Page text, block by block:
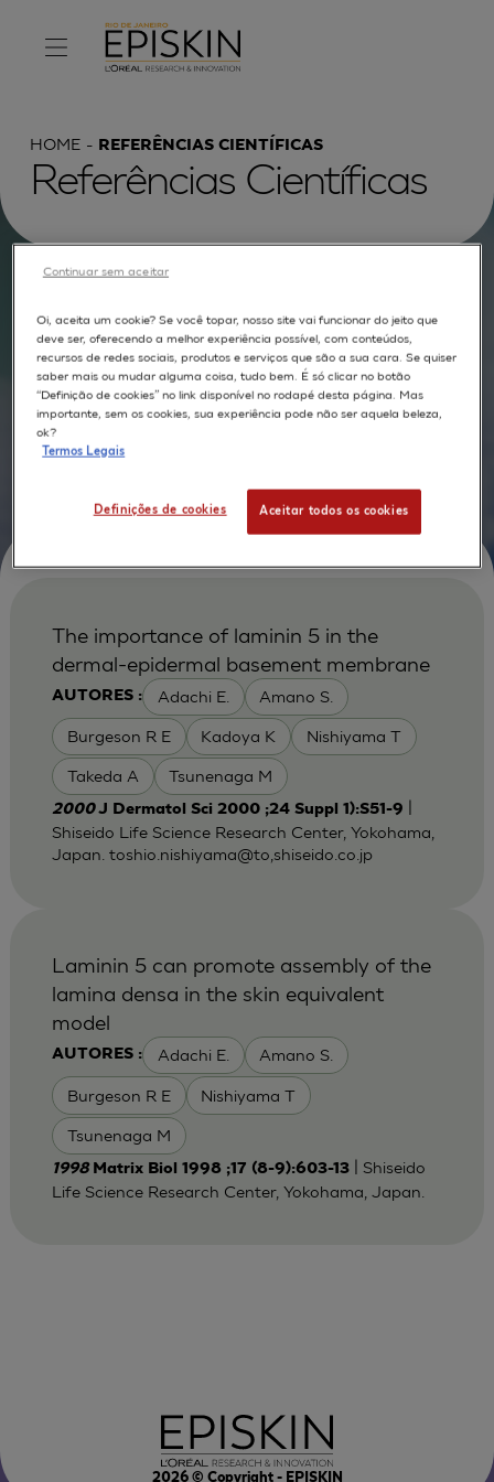
HOME REFERÊNCIAS CIENTÍFICAS
Referências Científicas
TEXTO COMPLETO MODELOS APLICAÇÕES
AUTORES
AUTORES : Adachi E. Amano S.
Burgeson R E Kadoya K Nishiyama T
Takeda A Tsunenaga M
The importance of laminin 5 in the
dermal-epidermal basement membrane
2000J Dermatol Sci 2000 ;24 Suppl 1):S51-9
Shiseido Life Science Research Center, Yokohama,
Japan. toshio.nishiyama@to,shiseido.co.jp
AUTORES : Adachi E. Amano S.
Burgeson R E Nishiyama T
Tsunenaga M
Laminin 5 can promote assembly of the
lamina densa in the skin equivalent
model
1998 Matrix Biol 1998 ;17 (8-9):603-13| Shiseido
Life Science Research Center, Yokohama, Japan.
2026© Copyright - EPISKIN
Oi, aceita um cookie? Se você topar, nosso site vai funcionar do jeito que
deve ser, oferecendo a melhor experiência possível, com conteúdos,
recursos de redes sociais, produtos e serviços que são a sua cara. Se quiser
saber mais ou mudar alguma coisa, tudo bem. É só clicar no botão
“Definição de cookies” no link disponível no rodapé desta página. Mas
importante, sem os cookies, sua experiência pode não ser aquela beleza,
ok?
Termos Legais
Definições de cookies Aceitar todos os cookies
Continuar sem aceitar